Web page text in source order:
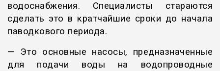
водоснабжения. Специалисты стараются
сделать это в кратчайшие сроки до начала
паводкового периода.
— Это основные насосы, предназначенные
для подачи воды на водопроводные